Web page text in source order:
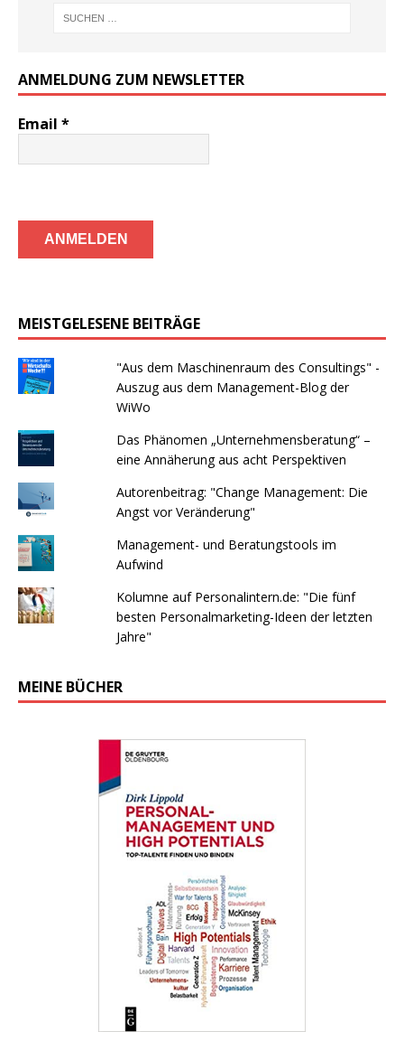
ANMELDUNG ZUM NEWSLETTER
Email *
MEISTGELESENE BEITRÄGE
"Aus dem Maschinenraum des Consultings" -
Auszug aus dem Management-Blog der
WiWo
Das Phänomen „Unternehmensberatung“ –
eine Annäherung aus acht Perspektiven
Autorenbeitrag: "Change Management: Die
Angst vor Veränderung"
Management- und Beratungstools im
Aufwind
Kolumne auf Personalintern.de: "Die fünf
besten Personalmarketing-Ideen der letzten
Jahre"
MEINE BÜCHER